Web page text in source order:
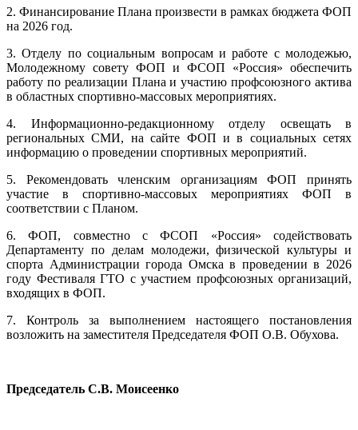
2. Финансирование Плана произвести в рамках бюджета ФОП
на 2026 год.
3. Отделу по социальным вопросам и работе с молодежью,
Молодежному совету ФОП и ФСОП «Россия» обеспечить
работу по реализации Плана и участию профсоюзного актива
в областных спортивно-массовых мероприятиях.
4. Информационно-редакционному отделу освещать в
региональных СМИ, на сайте ФОП и в социальных сетях
информацию о проведении спортивных мероприятий.
5. Рекомендовать членским организациям ФОП принять
участие в спортивно-массовых мероприятиях ФОП в
соответствии с Планом.
6. ФОП, совместно с ФСОП «Россия» содействовать
Департаменту по делам молодежи, физической культуры и
спорта Администрации города Омска в проведении в 2026
году Фестиваля ГТО с участием профсоюзных организаций,
входящих в ФОП.
7. Контроль за выполнением настоящего постановления
возложить на заместителя Председателя ФОП О.В. Обухова.
Председатель С.В. Моисеенко